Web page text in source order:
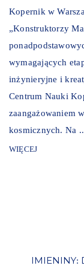
Kopernik w
„Konstruktorzy
wymagających
inżynieryjne i
Centrum Nauki
zaangażowaniem
kosmicznych. Na
WIĘCEJ
IMIENINY: